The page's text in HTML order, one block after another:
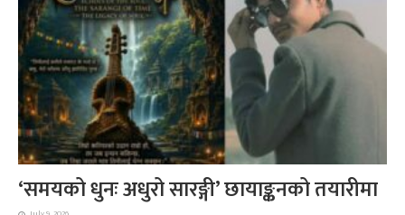
‘समयको धुनः अधुरो सारङ्गी’ छायाङ्कनको तयारीमा